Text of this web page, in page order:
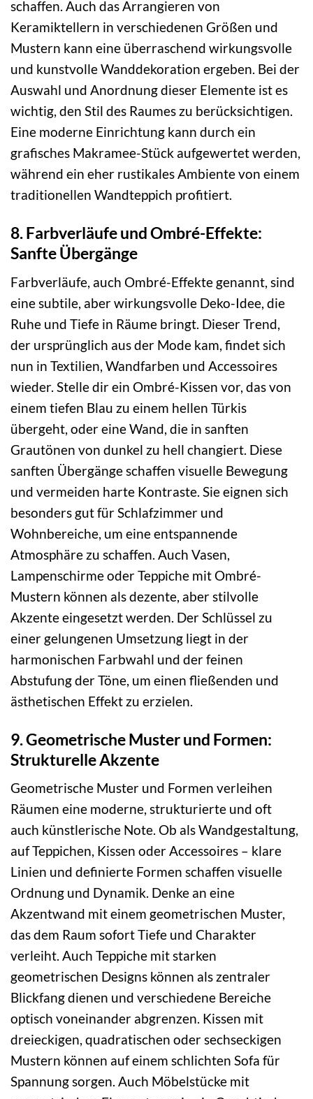
schaffen. Auch das Arrangieren von
Keramiktellern in verschiedenen Größen und
Mustern kann eine überraschend wirkungsvolle
und kunstvolle Wanddekoration ergeben. Bei der
Auswahl und Anordnung dieser Elemente ist es
wichtig, den Stil des Raumes zu berücksichtigen.
Eine moderne Einrichtung kann durch ein
grafisches Makramee-Stück aufgewertet werden,
während ein eher rustikales Ambiente von einem
traditionellen Wandteppich profitiert.
8. Farbverläufe und Ombré-Effekte:
Sanfte Übergänge
Farbverläufe, auch Ombré-Effekte genannt, sind
eine subtile, aber wirkungsvolle Deko-Idee, die
Ruhe und Tiefe in Räume bringt. Dieser Trend,
der ursprünglich aus der Mode kam, findet sich
nun in Textilien, Wandfarben und Accessoires
wieder. Stelle dir ein Ombré-Kissen vor, das von
einem tiefen Blau zu einem hellen Türkis
übergeht, oder eine Wand, die in sanften
Grautönen von dunkel zu hell changiert. Diese
sanften Übergänge schaffen visuelle Bewegung
und vermeiden harte Kontraste. Sie eignen sich
besonders gut für Schlafzimmer und
Wohnbereiche, um eine entspannende
Atmosphäre zu schaffen. Auch Vasen,
Lampenschirme oder Teppiche mit Ombré-
Mustern können als dezente, aber stilvolle
Akzente eingesetzt werden. Der Schlüssel zu
einer gelungenen Umsetzung liegt in der
harmonischen Farbwahl und der feinen
Abstufung der Töne, um einen fließenden und
ästhetischen Effekt zu erzielen.
9. Geometrische Muster und Formen:
Strukturelle Akzente
Geometrische Muster und Formen verleihen
Räumen eine moderne, strukturierte und oft
auch künstlerische Note. Ob als Wandgestaltung,
auf Teppichen, Kissen oder Accessoires – klare
Linien und definierte Formen schaffen visuelle
Ordnung und Dynamik. Denke an eine
Akzentwand mit einem geometrischen Muster,
das dem Raum sofort Tiefe und Charakter
verleiht. Auch Teppiche mit starken
geometrischen Designs können als zentraler
Blickfang dienen und verschiedene Bereiche
optisch voneinander abgrenzen. Kissen mit
dreieckigen, quadratischen oder sechseckigen
Mustern können auf einem schlichten Sofa für
Spannung sorgen. Auch Möbelstücke mit